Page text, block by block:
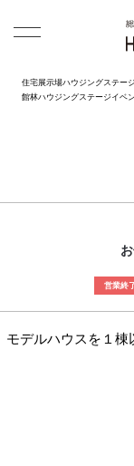
住宅展示場ハウジングステー
館林ハウジングステージイベ
営業終
モデルハウスを１